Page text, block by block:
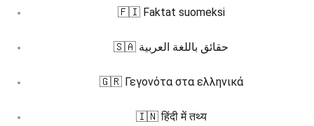
🇫🇮 Faktat suomeksi
🇸🇦 حقائق باللغة العربية
🇬🇷 Γεγονότα στα ελληνικά
🇮🇳 हिंदी में तथ्य